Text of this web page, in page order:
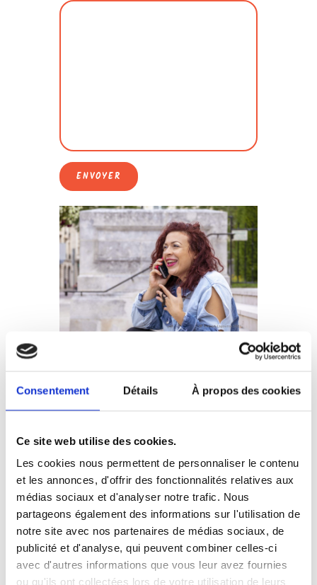
Consentement Détails À propos des cookies
Ce site web utilise des cookies.
Les cookies nous permettent de personnaliser le contenu
et les annonces, d'offrir des fonctionnalités relatives aux
médias sociaux et d'analyser notre trafic. Nous
partageons également des informations sur l'utilisation de
notre site avec nos partenaires de médias sociaux, de
publicité et d'analyse, qui peuvent combiner celles-ci
avec d'autres informations que vous leur avez fournies
ou qu'ils ont collectées lors de votre utilisation de leurs
INSCRIPTION
NE